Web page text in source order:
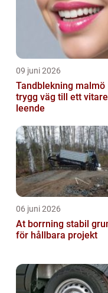
09 juni 2026
Tandblekning malmö
trygg väg till ett vitare
leende
06 juni 2026
At borrning stabil grund
för hållbara projekt